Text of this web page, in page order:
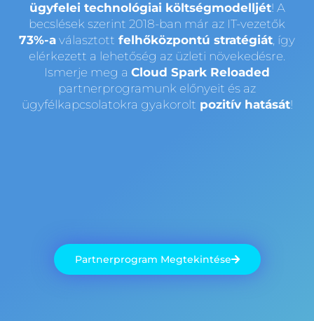
ügyfelei technológiai költségmodelljét! A
becslések szerint 2018-ban már az IT-vezetők
73%-a választott felhőközpontú stratégiát, így
elérkezett a lehetőség az üzleti növekedésre.
Ismerje meg a Cloud Spark Reloaded
partnerprogramunk előnyeit és az
ügyfélkapcsolatokra gyakorolt pozitív hatását!
Partnerprogram Megtekintése